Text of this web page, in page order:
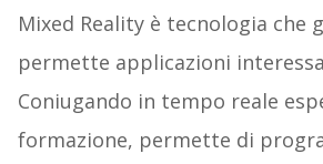
Mixed Reality è tecnologia che
permette applicazioni
Coniugando in tempo reale
formazione, permette di